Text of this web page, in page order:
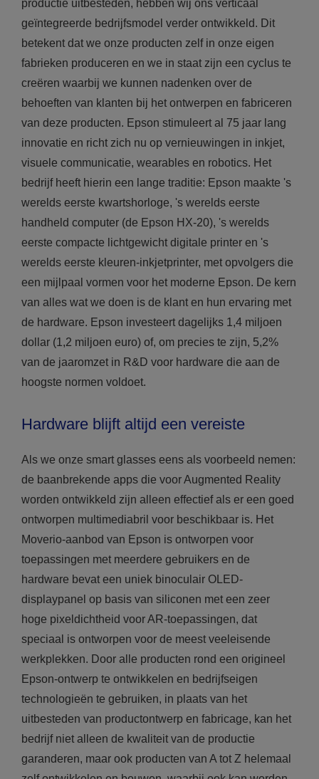
productie uitbesteden, hebben wij ons verticaal
geïntegreerde bedrijfsmodel verder ontwikkeld. Dit
betekent dat we onze producten zelf in onze eigen
fabrieken produceren en we in staat zijn een cyclus te
creëren waarbij we kunnen nadenken over de
behoeften van klanten bij het ontwerpen en fabriceren
van deze producten. Epson stimuleert al 75 jaar lang
innovatie en richt zich nu op vernieuwingen in inkjet,
visuele communicatie, wearables en robotics. Het
bedrijf heeft hierin een lange traditie: Epson maakte 's
werelds eerste kwartshorloge, 's werelds eerste
handheld computer (de Epson HX-20), 's werelds
eerste compacte lichtgewicht digitale printer en 's
werelds eerste kleuren-inkjetprinter, met opvolgers die
een mijlpaal vormen voor het moderne Epson. De kern
van alles wat we doen is de klant en hun ervaring met
de hardware. Epson investeert dagelijks 1,4 miljoen
dollar (1,2 miljoen euro) of, om precies te zijn, 5,2%
van de jaaromzet in R&D voor hardware die aan de
hoogste normen voldoet.
Hardware blijft altijd een vereiste
Als we onze smart glasses eens als voorbeeld nemen:
de baanbrekende apps die voor Augmented Reality
worden ontwikkeld zijn alleen effectief als er een goed
ontworpen multimediabril voor beschikbaar is. Het
Moverio-aanbod van Epson is ontworpen voor
toepassingen met meerdere gebruikers en de
hardware bevat een uniek binoculair OLED-
displaypanel op basis van siliconen met een zeer
hoge pixeldichtheid voor AR-toepassingen, dat
speciaal is ontworpen voor de meest veeleisende
werkplekken. Door alle producten rond een origineel
Epson-ontwerp te ontwikkelen en bedrijfseigen
technologieën te gebruiken, in plaats van het
uitbesteden van productontwerp en fabricage, kan het
bedrijf niet alleen de kwaliteit van de productie
garanderen, maar ook producten van A tot Z helemaal